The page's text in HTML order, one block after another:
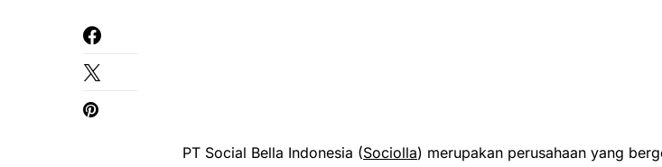
PT Social Bella Indonesia (Sociolla) merupakan perusahaan yang